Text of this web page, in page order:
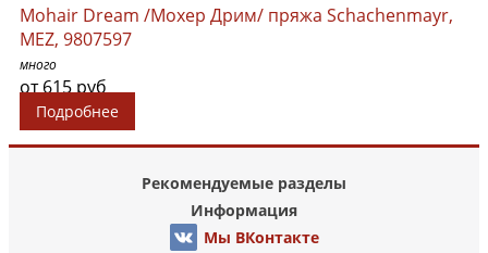
Mohair Dream /Мохер Дрим/ пряжа Schachenmayr,
MEZ, 9807597
много
от 615 руб
Подробнее
Рекомендуемые разделы
Информация
Мы ВКонтакте